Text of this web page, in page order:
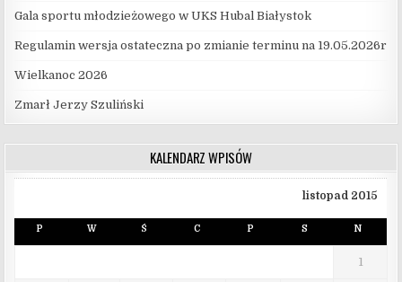
Gala sportu młodzieżowego w UKS Hubal Białystok
Regulamin wersja ostateczna po zmianie terminu na 19.05.2026r
Wielkanoc 2026
Zmarł Jerzy Szuliński
KALENDARZ WPISÓW
listopad 2015
P W Ś C P S N
1